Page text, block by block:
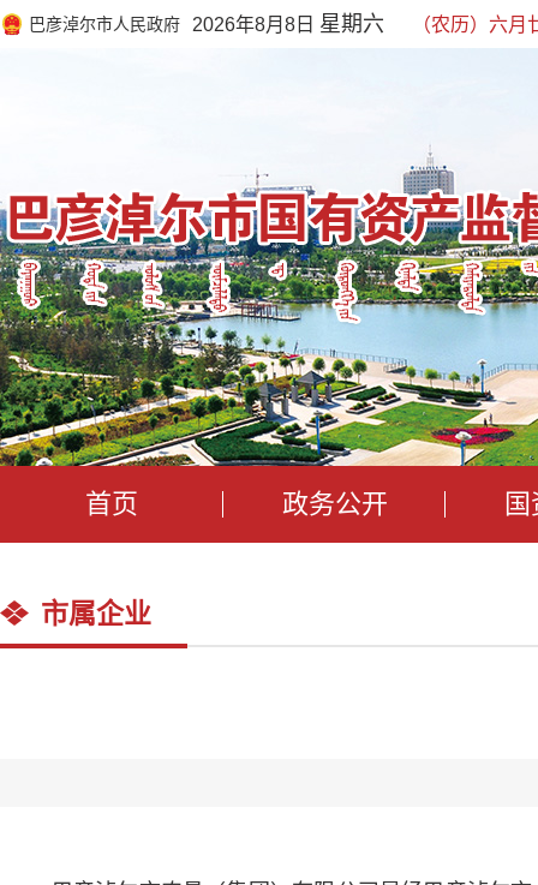
巴彦淖尔市人民政府 2026年8月8日 星期六 （农历）六月
首页 政务公开
市属企业